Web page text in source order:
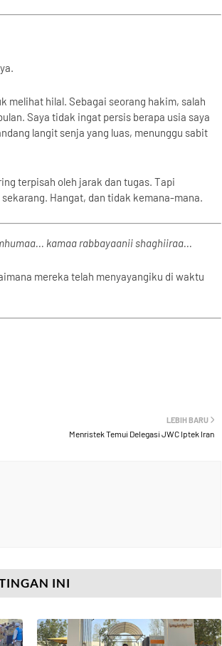
melihat hilal. Sebagai seorang hakim, salah
Saya tidak ingat persis berapa usia saya
langit senja yang luas, menunggu sabit
terpisah oleh jarak dan tugas. Tapi
Hangat, dan tidak kemana-mana.
kamaa rabbayaanii shaghiiraa...
mereka telah menyayangiku di waktu
LEBIH BARU
Menristek Temui Delegasi JWC Iptek Iran
INI